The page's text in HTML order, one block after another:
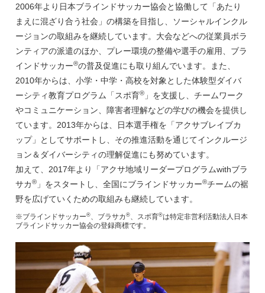
2006年より日本ブラインドサッカー協会と協働して「あたり
まえに混ざり合う社会」の構築を目指し、ソーシャルインクル
ージョンの取組みを継続しています。大会などへの従業員ボラ
ンティアの派遣のほか、プレー環境の整備や選手の雇用、ブラ
インドサッカー®の普及促進にも取り組んでいます。また、
2010年からは、小学・中学・高校を対象とした体験型ダイバ
ーシティ教育プログラム「スポ育® 」を支援し、チームワーク
やコミュニケーション、障害者理解などの学びの機会を提供し
ています。2013年からは、日本選手権を「アクサブレイブカ
ップ」としてサポートし、その推進活動を通じてインクルージ
ョン＆ダイバーシティの理解促進にも努めています。
加えて、2017年より「アクサ地域リーダープログラムwithブラ
サカ® 」をスタートし、全国にブラインドサッカー®チームの裾
野を広げていくための取組みも継続しています。
※ブラインドサッカー®、ブラサカ®、スポ育®は特定非営利活動法人日本
ブラインドサッカー協会の登録商標です。